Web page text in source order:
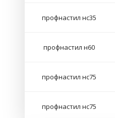
профнастил нс35
профнастил н60
профнастил нс75
профнастил нс75